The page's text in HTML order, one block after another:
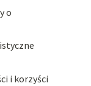
o
i korzyści